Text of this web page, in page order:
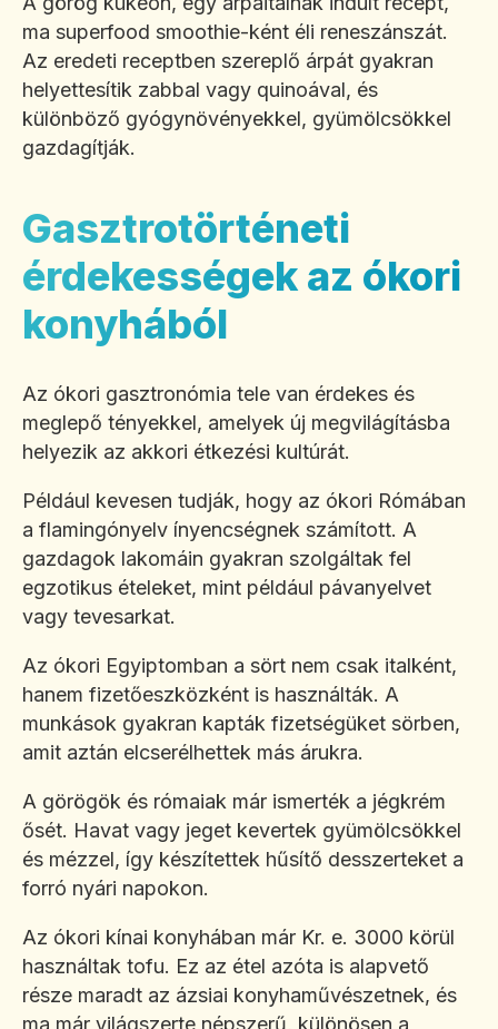
ma superfood smoothie-ként éli reneszánszát.
Az eredeti receptben szereplő árpát gyakran
helyettesítik zabbal vagy quinoával, és
különböző gyógynövényekkel, gyümölcsökkel
gazdagítják.
Gasztrotörténeti
érdekességek az ókori
konyhából
Az ókori gasztronómia tele van érdekes és
meglepő tényekkel, amelyek új megvilágításba
helyezik az akkori étkezési kultúrát.
Például kevesen tudják, hogy az ókori Rómában
a flamingónyelv ínyencségnek számított. A
gazdagok lakomáin gyakran szolgáltak fel
egzotikus ételeket, mint például pávanyelvet
vagy tevesarkat.
Az ókori Egyiptomban a sört nem csak italként,
hanem fizetőeszközként is használták. A
munkások gyakran kapták fizetségüket sörben,
amit aztán elcserélhettek más árukra.
A görögök és rómaiak már ismerték a jégkrém
ősét. Havat vagy jeget kevertek gyümölcsökkel
és mézzel, így készítettek hűsítő desszerteket a
forró nyári napokon.
Az ókori kínai konyhában már Kr. e. 3000 körül
használtak tofu. Ez az étel azóta is alapvető
része maradt az ázsiai konyhaművészetnek, és
ma már világszerte népszerű, különösen a